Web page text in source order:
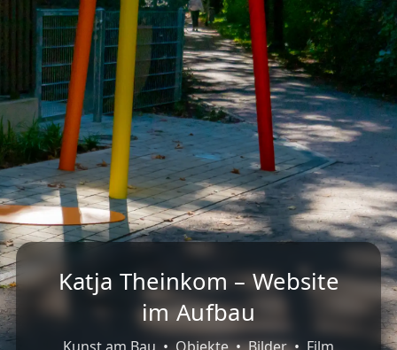
Katja Theinkom – Website
im Aufbau